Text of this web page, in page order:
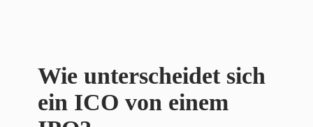
Wie unterscheidet sich
ein ICO von einem